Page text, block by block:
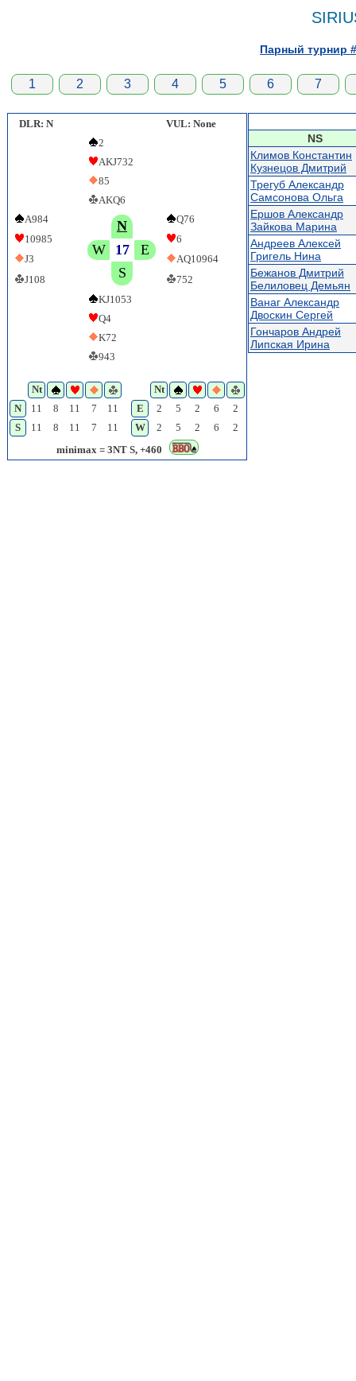
Парный турнир
1 2 3 4 5 6 7
DLR: N
VUL: None
2
AKJ732
85
AKQ6
A984
N
W
17
E
S
Q76
10985
6
J3
AQ10964
J108
752
KJ1053
Q4
K72
943
Nt
Nt
N
11 8 11 7 11 E 2 5 2 6
2
S
11 8 11 7 11 W 2 5 2 6
2
minimax = 3NT S, +460
NS
Климов Константин
Кузнецов Дмитрий
Трегуб Александр
Самсонова Ольга
Ершов Александр
Зайкова Марина
Андреев Алексей
Григель Нина
Бежанов Дмитрий
Белиловец Демьян
Ванаг Александр
Двоскин Сергей
Гончаров Андрей
Липская Ирина